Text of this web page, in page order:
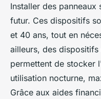
Installer des
futur. Ces dispositifs
et 40 ans, tout en
ailleurs, des
permettent de stocker
utilisation nocturne,
Grâce aux aides